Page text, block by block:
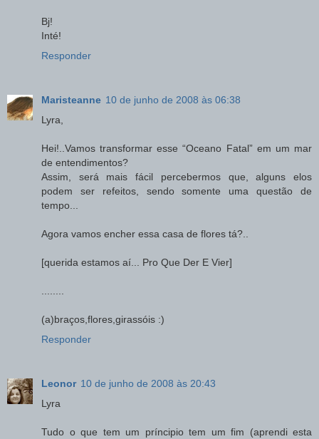
Bj!
Inté!
Responder
Maristeanne 10 de junho de 2008 às 06:38
Lyra,
Hei!..Vamos transformar esse “Oceano Fatal” em um mar
de entendimentos?
Assim, será mais fácil percebermos que, alguns elos
podem ser refeitos, sendo somente uma questão de
tempo...
Agora vamos encher essa casa de flores tá?..
[querida estamos aí... Pro Que Der E Vier]
........
(a)braços,flores,girassóis :)
Responder
Leonor 10 de junho de 2008 às 20:43
Lyra
Tudo o que tem um príncipio tem um fim (aprendi esta